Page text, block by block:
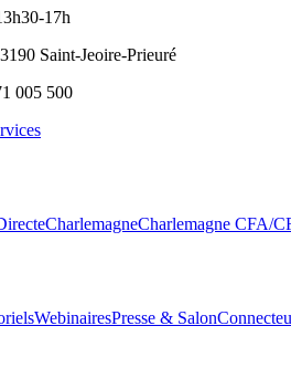
17h
Saint-Jeoire-Prieuré
005 500
CharlemagneCharlemagne CFA/
WebinairesPresse & Salon